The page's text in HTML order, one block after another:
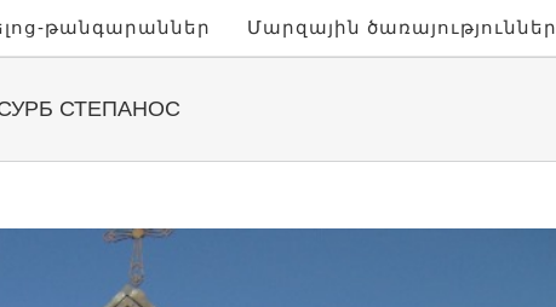
թանգարաններ Մարզային ծառայություններ
СТЕПАНОС